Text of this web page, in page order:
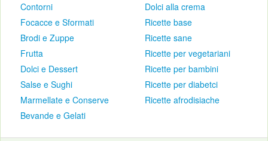
Contorni
Focacce e Sformati
Brodi e Zuppe
Frutta
Dolci e Dessert
Salse e Sughi
Marmellate e Conserve
Bevande e Gelati
Dolci alla crema
Ricette base
Ricette sane
Ricette per vegetariani
Ricette per bambini
Ricette per diabetci
Ricette afrodisiache